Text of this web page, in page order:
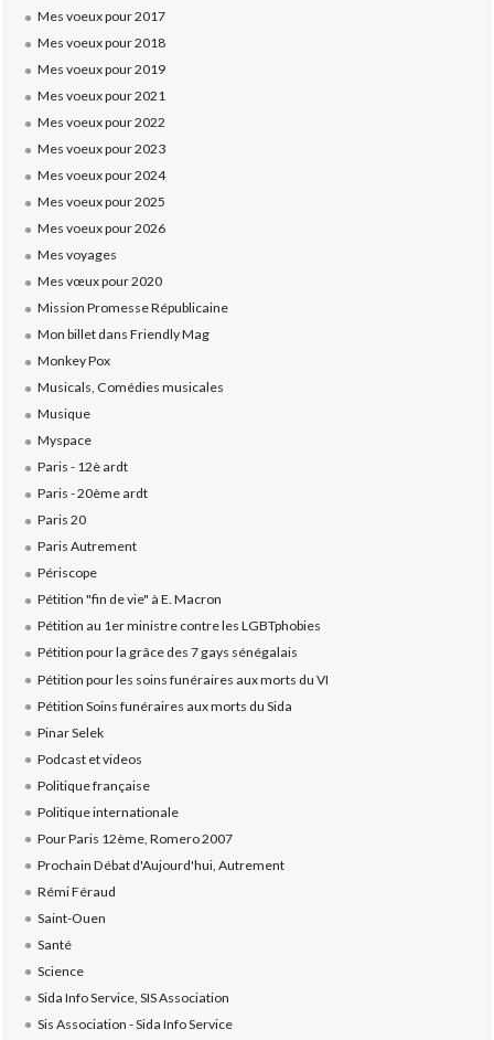
Mes voeux pour 2017
Mes voeux pour 2018
Mes voeux pour 2019
Mes voeux pour 2021
Mes voeux pour 2022
Mes voeux pour 2023
Mes voeux pour 2024
Mes voeux pour 2025
Mes voeux pour 2026
Mes voyages
Mes vœux pour 2020
Mission Promesse Républicaine
Mon billet dans Friendly Mag
Monkey Pox
Musicals, Comédies musicales
Musique
Myspace
Paris - 12è ardt
Paris - 20ème ardt
Paris 20
Paris Autrement
Périscope
Pétition "fin de vie" à E. Macron
Pétition au 1er ministre contre les LGBTphobies
Pétition pour la grâce des 7 gays sénégalais
Pétition pour les soins funéraires aux morts du VI
Pétition Soins funéraires aux morts du Sida
Pinar Selek
Podcast et videos
Politique française
Politique internationale
Pour Paris 12ème, Romero 2007
Prochain Débat d'Aujourd'hui, Autrement
Rémi Féraud
Saint-Ouen
Santé
Science
Sida Info Service, SIS Association
Sis Association - Sida Info Service